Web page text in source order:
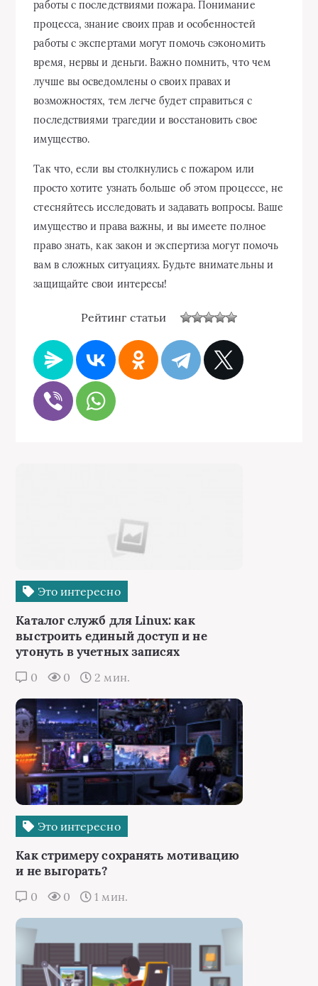
работы с последствиями пожара. Понимание
процесса, знание своих прав и особенностей
работы с экспертами могут помочь сэкономить
время, нервы и деньги. Важно помнить, что чем
лучше вы осведомлены о своих правах и
возможностях, тем легче будет справиться с
последствиями трагедии и восстановить свое
имущество.
Так что, если вы столкнулись с пожаром или
просто хотите узнать больше об этом процессе, не
стесняйтесь исследовать и задавать вопросы. Ваше
имущество и права важны, и вы имеете полное
право знать, как закон и экспертиза могут помочь
вам в сложных ситуациях. Будьте внимательны и
защищайте свои интересы!
Рейтинг статьи
Это интересно
Каталог служб для Linux: как
выстроить единый доступ и не
утонуть в учетных записях
0 0 2 мин.
Это интересно
Как стримеру сохранять мотивацию
и не выгорать?
0 0 1 мин.